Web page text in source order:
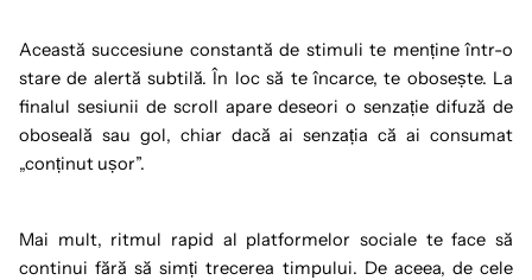
Această succesiune constantă de stimuli te menține într-o
stare de alertă subtilă. În loc să te încarce, te obosește. La
finalul sesiunii de scroll apare deseori o senzație difuză de
oboseală sau gol, chiar dacă ai senzația că ai consumat
„conținut ușor”.
Mai mult, ritmul rapid al platformelor sociale te face să
continui fără să simți trecerea timpului. De aceea, de cele